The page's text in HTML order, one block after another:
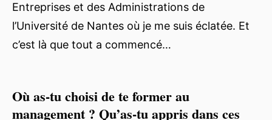
Entreprises et des Administrations de
l’Université de Nantes où je me suis éclatée. Et
c’est là que tout a commencé…
Où as-tu choisi de te former au
management ? Qu’as-tu appris dans ces